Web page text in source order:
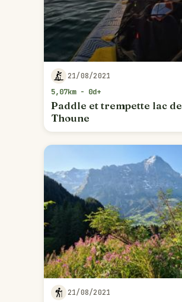
21/08/2021
5,07km - 0d+
Paddle et trempette lac de
Thoune
21/08/2021